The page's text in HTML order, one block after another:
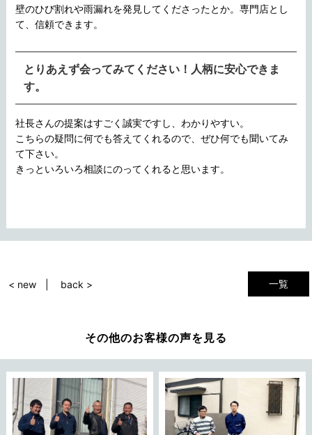
壁のひび割れや雨漏れを発見してくださったとか。専門店とし
て、信頼できます。
とりあえず会ってみてください！人柄に安心できま
す。
社長さんの提案はすごく誠実ですし、わかりやすい。
こちらの疑問に何でも答えてくれるので、ぜひ何でも聞いてみ
て下さい。
きっといろいろ相談にのってくれると思います。
一覧
< new back >
その他のお客様の声を見る